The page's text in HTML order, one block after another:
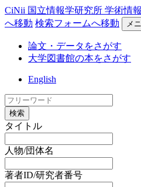
CiNii 国立情報学研究所 学術情
へ移動 検索フォームへ移動 メ
論文・データをさがす
大学図書館の本をさがす
English
検索
タイトル
人物/団体名
著者ID/研究者番号